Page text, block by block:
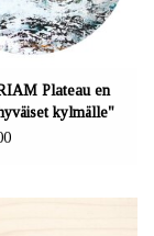
Plateau en
kylmälle"